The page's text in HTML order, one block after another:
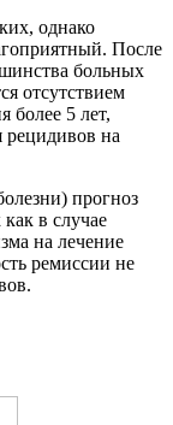
однако
После
больных
отсутствием
более 5 лет,
рецидивов на
прогноз
в случае
на лечение
ремиссии не